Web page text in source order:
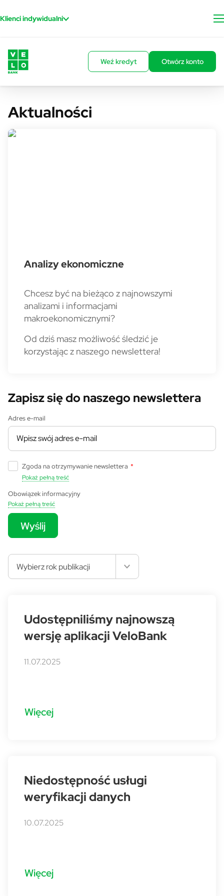
Klienci indywidualni
Weź kredyt Otwórz konto
Aktualności
Analizy ekonomiczne
Chcesz być na bieżąco z najnowszymi
analizami i informacjami
makroekonomicznymi?
Od dziś masz możliwość śledzić je
korzystając z naszego newslettera!
Zapisz się do naszego newslettera
Adres e-mail
Zgoda na otrzymywanie newslettera *
Pokaż pełną treść
Obowiązek informacyjny
Pokaż pełną treść
Wyślij
Wybierz rok publikacji
Udostępniliśmy najnowszą
wersję aplikacji VeloBank
11.07.2025
Więcej
Niedostępność usługi
weryfikacji danych
10.07.2025
Więcej